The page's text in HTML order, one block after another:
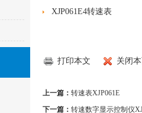
XJP061E4转速表
打印本文 关闭
上一篇： 转速表XJP061E
下一篇： 转速数字显示控制仪